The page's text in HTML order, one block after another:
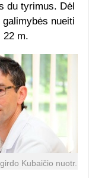
du tyrimus. Dėl
nueiti
22 m.
Kubaičio nuotr.